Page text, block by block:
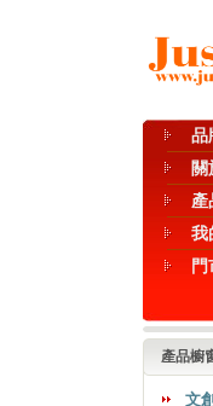
品
關
產
我
門
產品櫥
文